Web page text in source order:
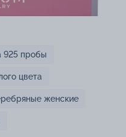
925 пробы
цвета
женские